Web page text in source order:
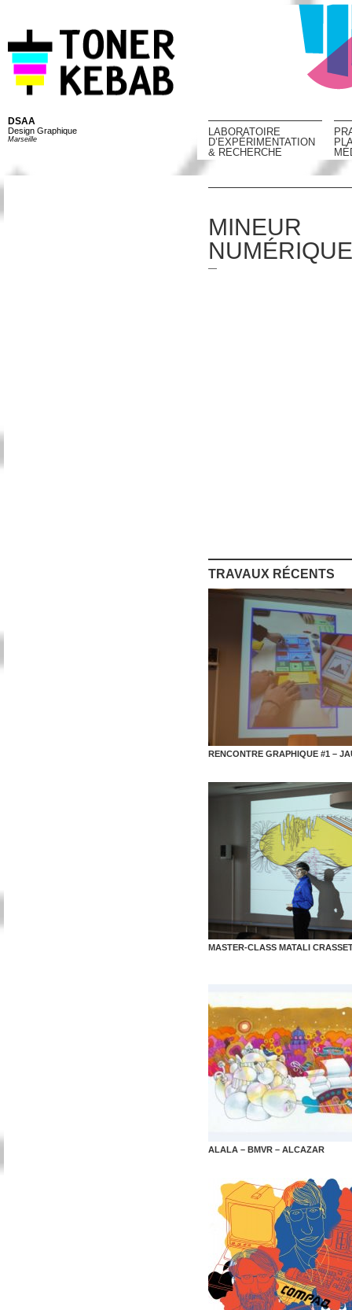
DSAA
Design Graphique
Marseille
LABORATOIRE
D’EXPÉRIMENTATION
& RECHERCHE
MINEUR
—
TRAVAUX RÉCENTS
RENCONTRE GRAPHIQUE #1 –
MASTER-CLASS MATALI
ALALA – BMVR – ALCAZAR